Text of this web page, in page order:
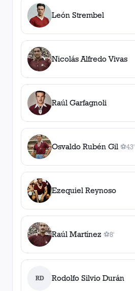
León Strembel
Nicolás Alfredo Vivas
Raúl Garfagnoli
Osvaldo Rubén Gil ⚽
1gol
43'
Ezequiel Reynoso
Raúl Martínez ⚽
1gol
8'
RD Rodolfo Silvio Durán